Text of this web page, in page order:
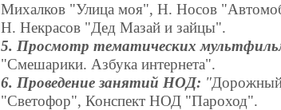
Михалков "Улица моя", Н. Носов
Н. Некрасов "Дед Мазай и зайцы".
5. Просмотр тематических
"Смешарики. Азбука интернета".
6. Проведение занятий НОД: "Дорожный
"Светофор", Конспект НОД "Пароход".